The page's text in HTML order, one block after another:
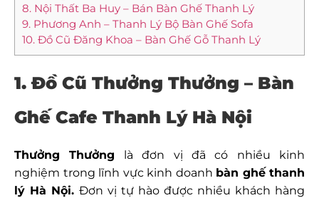
8. Nội Thất Ba Huy – Bán Bàn Ghế Thanh Lý
9. Phương Anh – Thanh Lý Bộ Bàn Ghế Sofa
10. Đồ Cũ Đăng Khoa – Bàn Ghế Gỗ Thanh Lý
1. Đồ Cũ Thưởng Thưởng – Bàn
Ghế Cafe Thanh Lý Hà Nội
Thưởng Thưởng là đơn vị đã có nhiều kinh
nghiệm trong lĩnh vực kinh doanh bàn ghế thanh
lý Hà Nội. Đơn vị tự hào được nhiều khách hàng